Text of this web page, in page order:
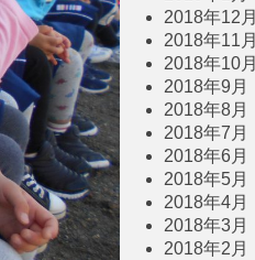
2018年12月
2018年11月
2018年10月
2018年9月
2018年8月
2018年7月
2018年6月
2018年5月
2018年4月
2018年3月
2018年2月